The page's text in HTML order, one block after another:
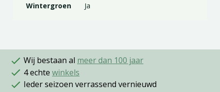
Wintergroen Ja
Wij bestaan al meer dan 100 jaar
4 echte winkels
Ieder seizoen verrassend vernieuwd